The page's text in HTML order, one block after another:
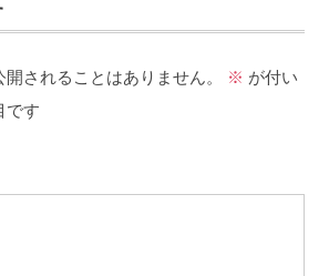
されることはありません。 ※ が付い
です